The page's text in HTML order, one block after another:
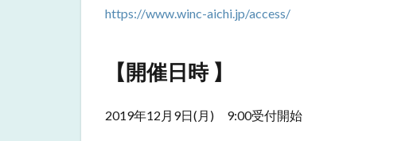
クあ
いち
2
【開
時
https://www.winc-aichi.jp/access/
【開催日時 】
2019年12月9日(月) 9:00受付開始